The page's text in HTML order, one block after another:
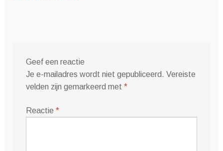
Geef een reactie
Je e-mailadres wordt niet gepubliceerd. Vereiste
velden zijn gemarkeerd met *
Reactie *